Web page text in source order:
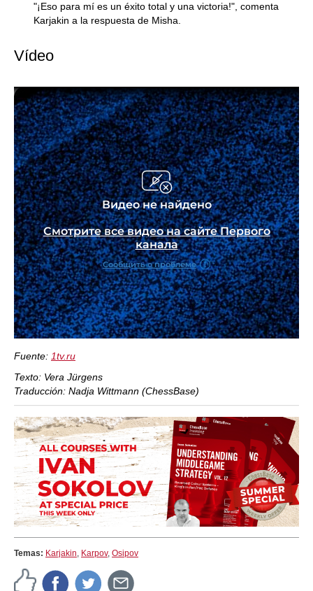
"¡Eso para mí es un éxito total y una victoria!", comenta
Karjakin a la respuesta de Misha.
Vídeo
Fuente: 1tv.ru
Texto: Vera Jürgens
Traducción: Nadja Wittmann (ChessBase)
Temas: Karjakin, Karpov, Osipov